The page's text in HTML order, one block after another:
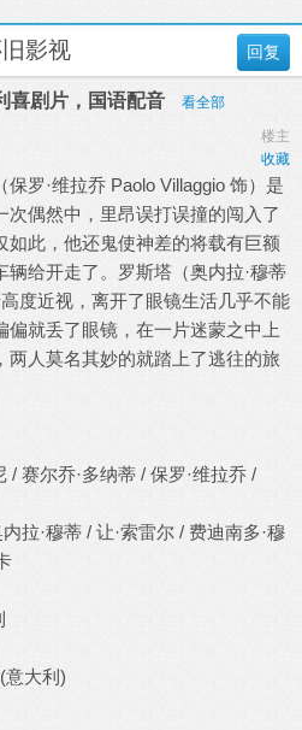
回复
影视
喜剧片，国语配音 看全部
楼主
收藏
罗·维拉乔 Paolo Villaggio 饰）是
次偶然中，里昂误打误撞的闯入了
如此，他还鬼使神差的将载有巨额
辆给开走了。罗斯塔（奥内拉·穆蒂
度近视，离开了眼镜生活几乎不能
偏就丢了眼镜，在一片迷蒙之中上
两人莫名其妙的就踏上了逃往的旅
/ 赛尔乔·多纳蒂 / 保罗·维拉乔 /
拉·穆蒂 / 让·索雷尔 / 费迪南多·穆
意大利)